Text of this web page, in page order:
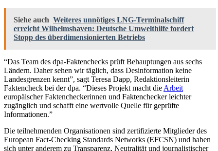
Siehe auch Weiteres unnötiges LNG-Terminalschiff
erreicht Wilhelmshaven: Deutsche Umwelthilfe fordert
Stopp des überdimensionierten Betriebs
“Das Team des dpa-Faktenchecks prüft Behauptungen aus sechs
Ländern. Daher sehen wir täglich, dass Desinformation keine
Landesgrenzen kennt”, sagt Teresa Dapp, Redaktionsleiterin
Faktencheck bei der dpa. “Dieses Projekt macht die Arbeit
europäischer Faktencheckerinnen und Faktenchecker leichter
zugänglich und schafft eine wertvolle Quelle für geprüfte
Informationen.”
Die teilnehmenden Organisationen sind zertifizierte Mitglieder des
European Fact-Checking Standards Networks (EFCSN) und haben
sich unter anderem zu Transparenz, Neutralität und journalistischer